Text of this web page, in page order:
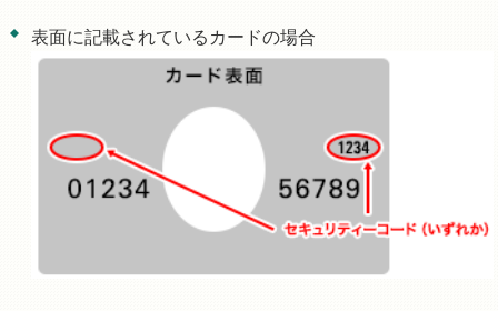
表面に記載されているカードの場合